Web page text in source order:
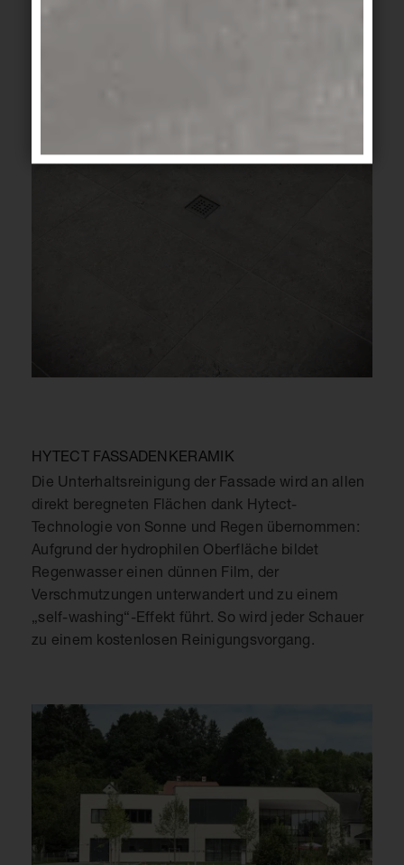
HYTECT FASSADENKERAMIK
Die Unterhaltsreinigung der Fassade wird an allen
direkt beregneten Flächen dank Hytect-
Technologie von Sonne und Regen übernommen:
Aufgrund der hydrophilen Oberfläche bildet
Regenwasser einen dünnen Film, der
Verschmutzungen unterwandert und zu einem
„self-washing“-Effekt führt. So wird jeder Schauer
zu einem kostenlosen Reinigungsvorgang.